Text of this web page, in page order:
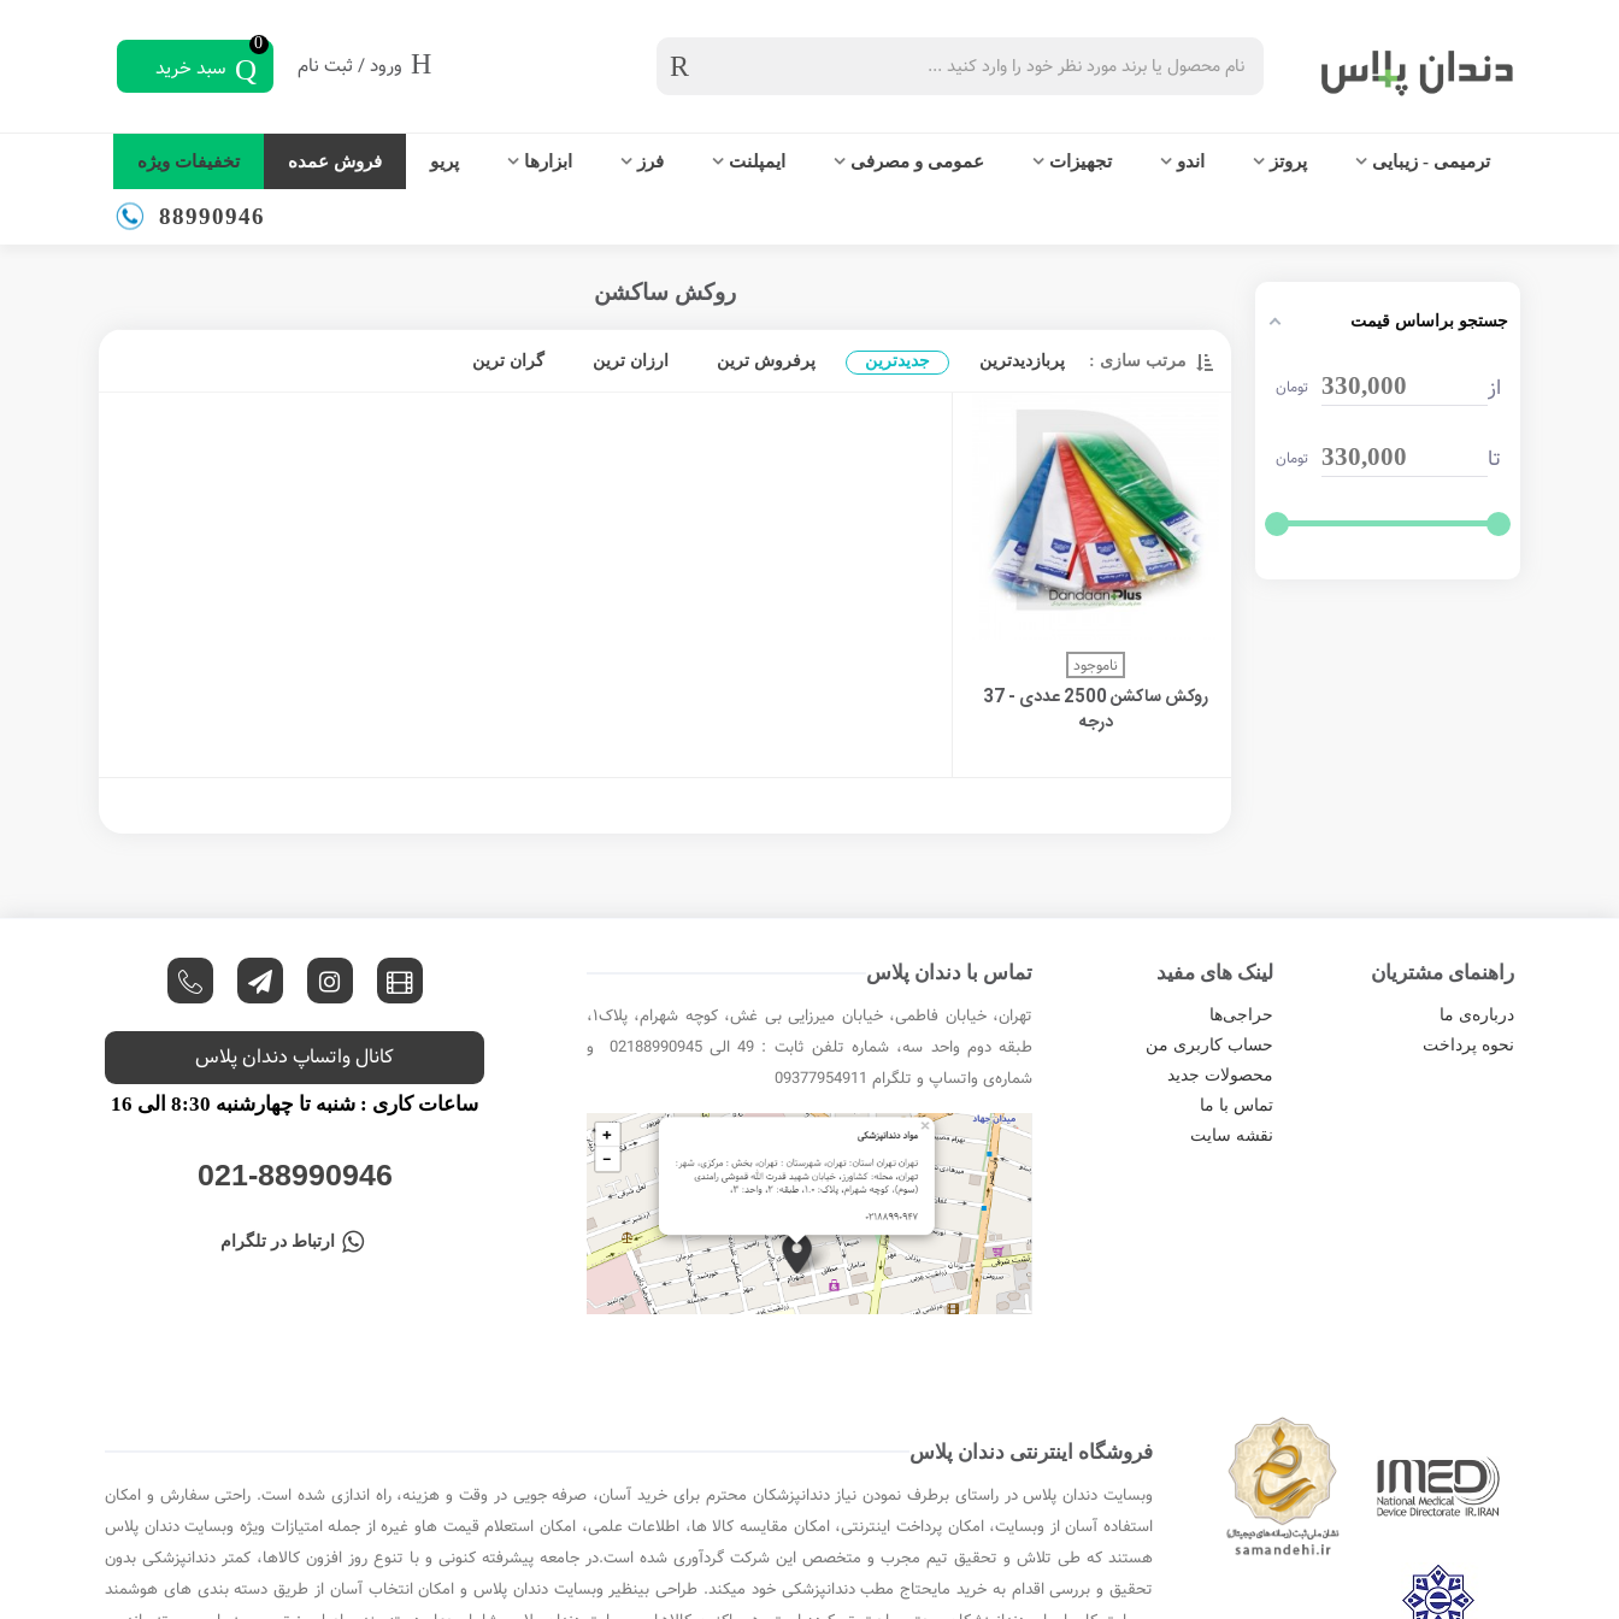
ورود / ثبت نام
0
سبد خرید
ترمیمی - زیبایی پروتز اندو تجهیزات عمومی و مصرفی ایمپلنت فرز ابزارها پریو فروش عمده تخفیفات ویژه
88990946
جستجو براساس قیمت
از 330,000 تومان
تا 330,000 تومان
روکش ساکشن
مرتب سازی : پربازدیدترین جدیدترین پرفروش ترین ارزان ترین گران ترین
مشاهده بیشتر
ناموجود
روکش ساکشن 2500 عددی - 37
درجه
راهنمای مشتریان
درباره‌ی ما
نحوه پرداخت
لینک های مفید
حراجی‌ها
حساب کاربری من
محصولات جدید
تماس با ما
نقشه سایت
تماس با دندان پلاس
تهران، خیابان فاطمی، خیابان میرزایی بی غش، کوچه شهرام، پلاک۱،
طبقه دوم واحد سه، شماره تلفن ثابت : 49 الی 02188990945 و
شماره‌ی واتساپ و تلگرام 09377954911
کانال واتساپ دندان پلاس
ساعات کاری : شنبه تا چهارشنبه 8:30 الی 16
021-88990946
ارتباط در تلگرام
فروشگاه اینترنتی دندان پلاس
وبسایت دندان پلاس در راستای برطرف نمودن نیاز دندانپزشکان محترم برای خرید آسان، صرفه جویی در وقت و هزینه، راه اندازی شده است. راحتی سفارش و امکان
استفاده آسان از وبسایت، امکان پرداخت اینترنتی، امکان مقایسه کالا ها، اطلاعات علمی، امکان استعلام قیمت هاو غیره از جمله امتیازات ویژه وبسایت دندان پلاس
هستند که طی تلاش و تحقیق تیم مجرب و متخصص این شرکت گردآوری شده است.در جامعه پیشرفته کنونی و با تنوع روز افزون کالاها، کمتر دندانپزشکی بدون
تحقیق و بررسی اقدام به خرید مایحتاج مطب دندانپزشکی خود میکند. طراحی بینظیر وبسایت دندان پلاس و امکان انتخاب آسان از طریق دسته بندی های هوشمند